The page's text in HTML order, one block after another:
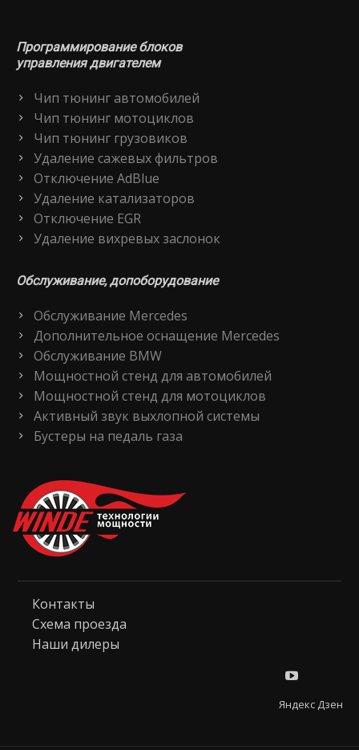
Программирование блоков
управления двигателем
Чип тюнинг автомобилей
Чип тюнинг мотоциклов
Чип тюнинг грузовиков
Удаление сажевых фильтров
Отключение AdBlue
Удаление катализаторов
Отключение EGR
Удаление вихревых заслонок
Обслуживание, допоборудование
Обслуживание Mercedes
Дополнительное оснащение Mercedes
Обслуживание BMW
Мощностной стенд для автомобилей
Мощностной стенд для мотоциклов
Активный звук выхлопной системы
Бустеры на педаль газа
Контакты
Схема проезда
Наши дилеры
Яндекс Дзен